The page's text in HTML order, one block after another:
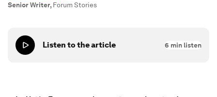
Senior Writer, Forum Stories
Listen to the article 6 min listen